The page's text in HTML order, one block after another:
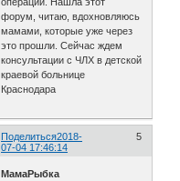
форум, читаю, вдохновляюсь
мамами, которые уже через
это прошли. Сейчас ждем
консультации с ЧЛХ в детской
краевой больнице
Краснодара
Поделиться 5
2018-
07-04 17:46:14
МамаРыбка